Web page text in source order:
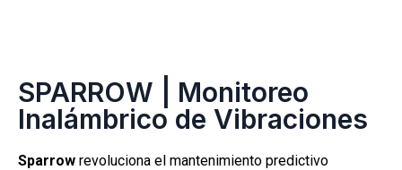
SPARROW | Monitoreo
Inalámbrico de Vibraciones
Sparrow revoluciona el mantenimiento predictivo